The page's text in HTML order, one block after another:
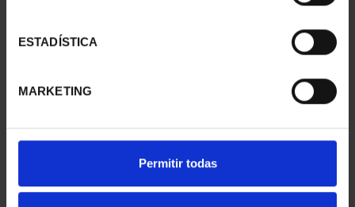
ESTADÍSTICA
MARKETING
Permitir todas
- PAMPLONA
73,00 €
- ALICANTE